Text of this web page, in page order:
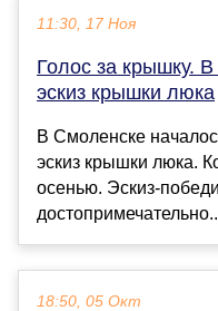
11:30, 17 Ноя
Голос за крышку.
эскиз крышки люка
В Смоленске
эскиз крышки люка.
осенью. Эскиз-
18:50, 05 Окт